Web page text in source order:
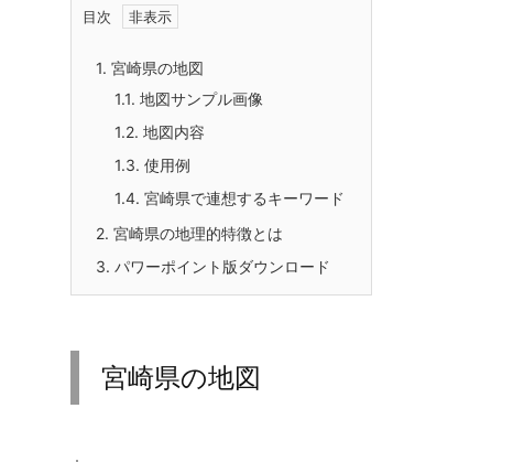
目次
1. 宮崎県の地図
1.1. 地図サンプル画像
1.2. 地図内容
1.3. 使用例
1.4. 宮崎県で連想するキーワード
2. 宮崎県の地理的特徴とは
3. パワーポイント版ダウンロード
宮崎県の地図